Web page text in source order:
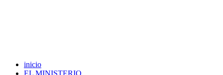
inicio
EL MINISTERIO